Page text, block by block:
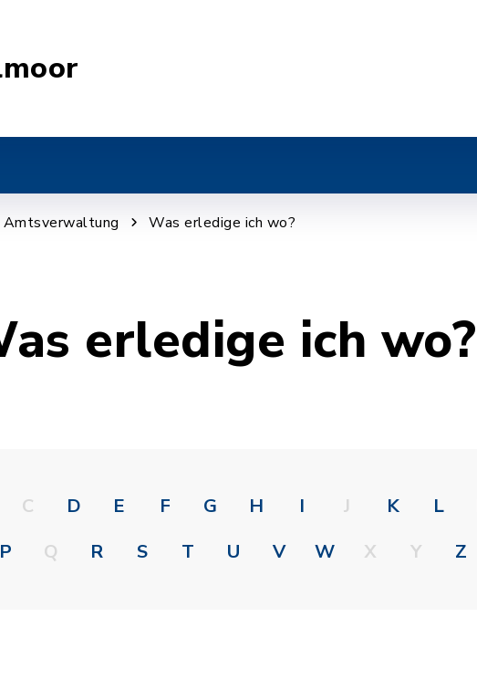
Amtsverwaltung Was erledige ich wo?
erledige ich wo?
C D E F G H I J K L
P Q R S T U V W X Y Z